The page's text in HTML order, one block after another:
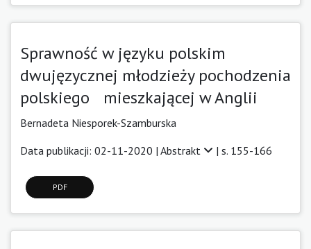
Sprawność w języku polskim
dwujęzycznej młodzieży pochodzenia
polskiego mieszkającej w Anglii
Bernadeta Niesporek-Szamburska
Data publikacji: 02-11-2020 | Abstrakt | s. 155-166
PDF